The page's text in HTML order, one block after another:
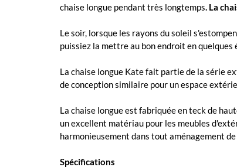
chaise longue pendant très longtemps. La
Le soir, lorsque les rayons du soleil
puissiez la mettre au bon endroit en quelques
La chaise longue Kate fait partie de la série
de conception similaire pour un espace
La chaise longue est fabriquée en teck de
un excellent matériau pour les meubles
harmonieusement dans tout aménagement
Spécifications